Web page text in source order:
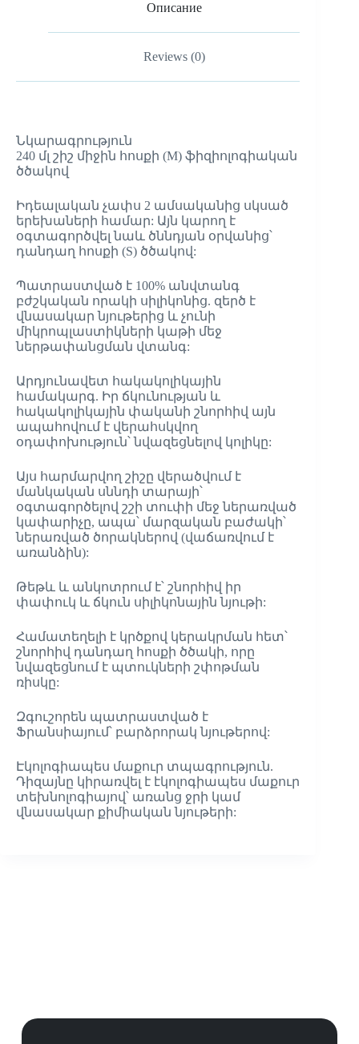
Описание
Reviews (0)
Նկարագրություն
240 մլ շիշ միջին հոսքի (M) ֆիզիոլոգիական
ծծակով
Իդեալական չափս 2 ամսականից սկսած
երեխաների համար: Այն կարող է
օգտագործվել նաև ծննդյան օրվանից՝
դանդաղ հոսքի (S) ծծակով:
Պատրաստված է 100% անվտանգ
բժշկական որակի սիլիկոնից. զերծ է
վնասակար նյութերից և չունի
միկրոպլաստիկների կաթի մեջ
ներթափանցման վտանգ:
Արդյունավետ հակակոլիկային
համակարգ. Իր ճկունության և
հակակոլիկային փականի շնորհիվ այն
ապահովում է վերահսկվող
օդափոխություն՝ նվազեցնելով կոլիկը:
Այս հարմարվող շիշը վերածվում է
մանկական սննդի տարայի՝
օգտագործելով շշի տուփի մեջ ներառված
կափարիչը, ապա՝ մարզական բաժակի՝
ներառված ծորակներով (վաճառվում է
առանձին):
Թեթև և անկոտրում է՝ շնորհիվ իր
փափուկ և ճկուն սիլիկոնային նյութի:
Համատեղելի է կրծքով կերակրման հետ՝
շնորհիվ դանդաղ հոսքի ծծակի, որը
նվազեցնում է պտուկների շփոթման
ռիսկը:
Զգուշորեն պատրաստված է
Ֆրանսիայում՝ բարձրորակ նյութերով:
Էկոլոգիապես մաքուր տպագրություն.
Դիզայնը կիրառվել է էկոլոգիապես մաքուր
տեխնոլոգիայով՝ առանց ջրի կամ
վնասակար քիմիական նյութերի: